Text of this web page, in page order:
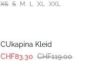
XS S M L XL XXL
CUkapina Kleid
CHF83.30 CHF119.00